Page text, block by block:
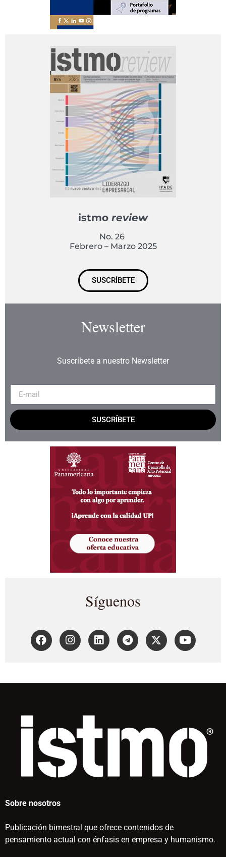
istmo review
No. 26
Febrero – Marzo 2025
SUSCRÍBETE
Newsletter
Suscríbete a nuestro Newsletter
SUSCRÍBETE
Síguenos
Sobre nosotros
Publicación bimestral que ofrece contenidos de
pensamiento actual con énfasis en empresa y humanismo.